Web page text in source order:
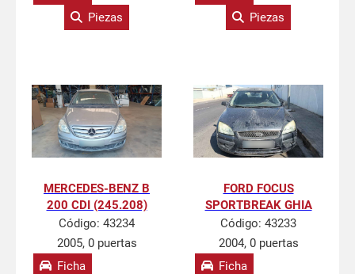
Piezas
Piezas
MERCEDES-BENZ B
200 CDI (245.208)
Código: 43234
2005, 0 puertas
Ficha
FORD FOCUS
SPORTBREAK GHIA
Código: 43233
2004, 0 puertas
Ficha